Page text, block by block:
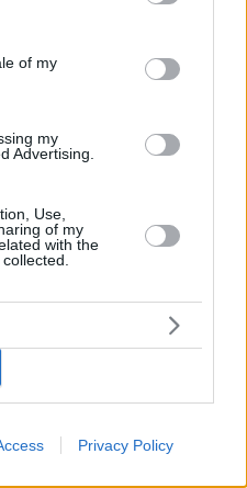
and its third-party tags to
purposes in below Google
of my
my
Advertising.
Use,
of my
with the
Privacy Policy
μας που είναι
των δεδομένων
μόνο pin, αλλά και με
δακτυλικό
εκπαιδευτούμε για
μας».
όλο και πιο
αυτόματου
«αντιληφθεί» ότι…
(δηλαδή ότι
σε κάποια κινητά